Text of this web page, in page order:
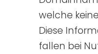
welche
Diese
fallen bei